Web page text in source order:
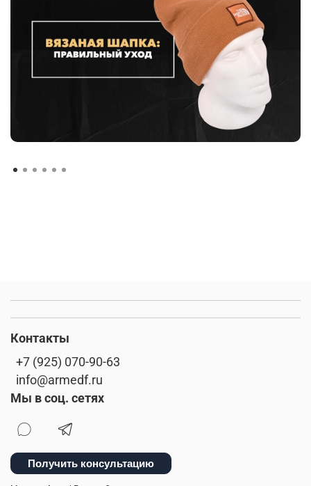
Контакты
+7 (925) 070-90-63
info@armedf.ru
Мы в соц. сетях
Получить консультацию